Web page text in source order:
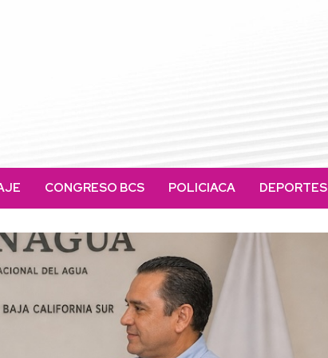
CONGRESO BCS POLICIACA DEPORTES